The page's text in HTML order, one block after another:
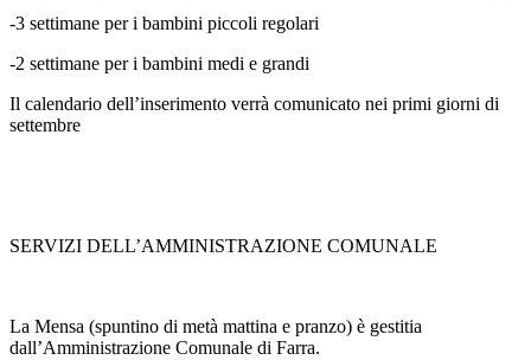
-3 settimane per i bambini piccoli regolari
-2 settimane per i bambini medi e grandi
Il calendario dell’inserimento verrà comunicato nei primi giorni di
settembre
SERVIZI DELL’AMMINISTRAZIONE COMUNALE
La Mensa (spuntino di metà mattina e pranzo) è gestitia
dall’Amministrazione Comunale di Farra.